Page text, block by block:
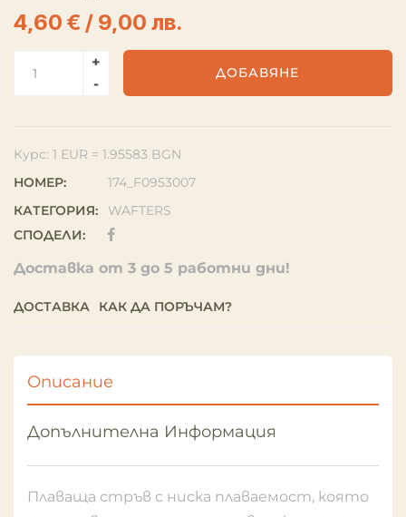
4,60 € / 9,00 лв.
ДОБАВЯНЕ
Курс: 1 EUR = 1.95583 BGN
НОМЕР:
174_F0953007
КАТЕГОРИЯ:
WAFTERS
СПОДЕЛИ:
Доставка от 3 до 5 работни дни!
ДОСТАВКА КАК ДА ПОРЪЧАМ?
Описание
Допълнителна Информация
Плаваща стръв с ниска плаваемост, която